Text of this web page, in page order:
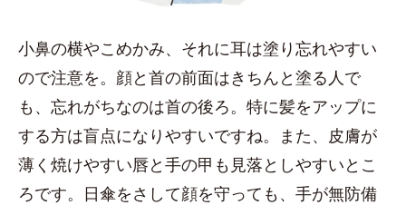
小鼻の横やこめかみ、それに耳は塗り忘れやすい
ので注意を。顔と首の前面はきちんと塗る人で
も、忘れがちなのは首の後ろ。特に髪をアップに
する方は盲点になりやすいですね。また、皮膚が
薄く焼けやすい唇と手の甲も見落としやすいとこ
ろです。日傘をさして顔を守っても、手が無防備